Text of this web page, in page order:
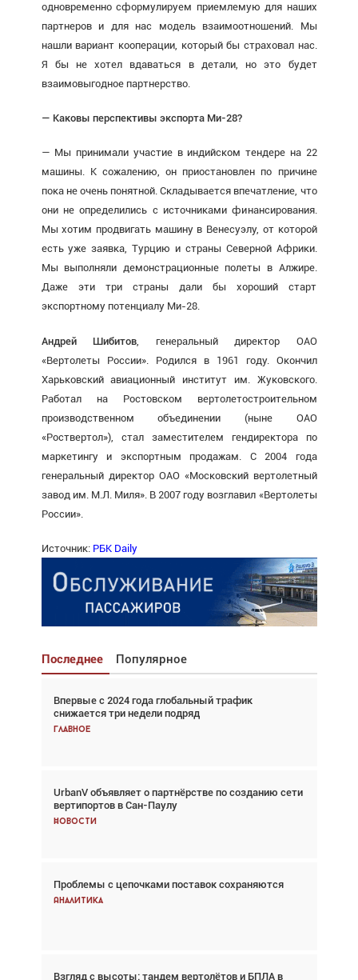
одновременно сформулируем приемлемую для наших
партнеров и для нас модель взаимоотношений. Мы
нашли вариант кооперации, который бы страховал нас.
Я бы не хотел вдаваться в детали, но это будет
взаимовыгодное партнерство.
— Каковы перспективы экспорта Ми-28?
— Мы принимали участие в индийском тендере на 22
машины. К сожалению, он приостановлен по причине
пока не очень понятной. Складывается впечатление, что
они не определились с источниками финансирования.
Мы хотим продвигать машину в Венесуэлу, от которой
есть уже заявка, Турцию и страны Северной Африки.
Мы выполняли демонстрационные полеты в Алжире.
Даже эти три страны дали бы хороший старт
экспортному потенциалу Ми-28.
Андрей Шибитов , генеральный директор ОАО
«Вертолеты России». Родился в 1961 году. Окончил
Харьковский авиационный институт им. Жуковского.
Работал на Ростовском вертолетостроительном
производственном объединении (ныне ОАО
«Роствертол»), стал заместителем гендиректора по
маркетингу и экспортным продажам. С 2004 года
генеральный директор ОАО «Московский вертолетный
завод им. М.Л. Миля». В 2007 году возглавил «Вертолеты
России».
Источник: РБК Daily
Последнее Популярное
Впервые с 2024 года глобальный трафик
снижается три недели подряд
Главное
UrbanV объявляет о партнёрстве по созданию сети
вертипортов в Сан-Паулу
Новости
Проблемы с цепочками поставок сохраняются
Аналитика
Взгляд с высоты: тандем вертолётов и БПЛА в
Взгляд с высоты: тандем вертолётов и БПЛА в
спасательных операциях
Главное
Авиационный фотограф Дэйв Кох: «Фотография
говорит сама за себя... а ИИ всё портит»
Новости
Впервые с 2024 года глобальный трафик
снижается три недели подряд
Частный самолёт – это актив. Подходите к